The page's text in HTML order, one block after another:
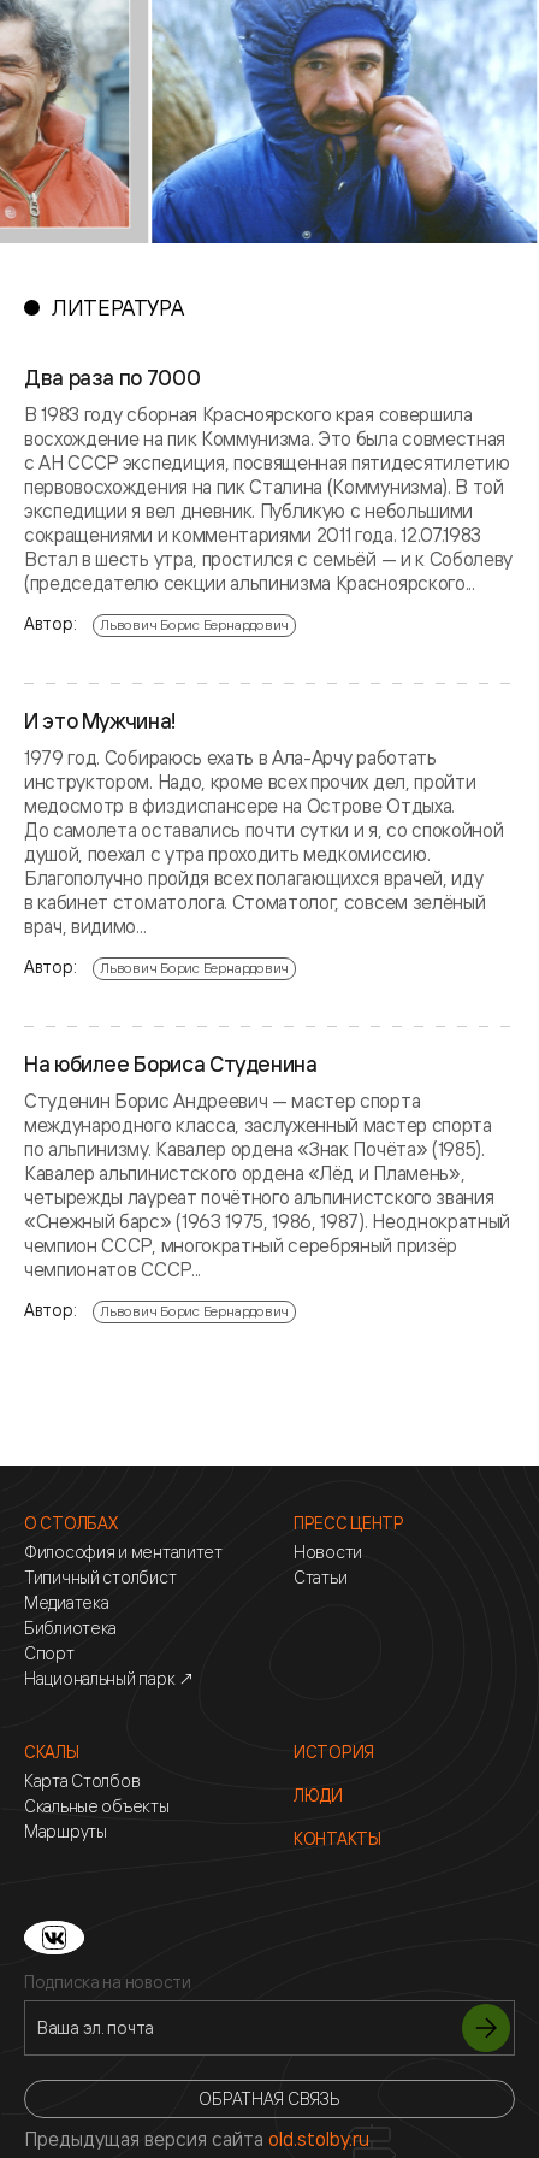
ЛИТЕРАТУРА
Два раза по 7000
В 1983 году сборная Красноярского края совершила
восхождение на пик Коммунизма. Это была совместная
с АН СССР экспедиция, посвященная пятидесятилетию
первовосхождения на пик Сталина (Коммунизма). В той
экспедиции я вел дневник. Публикую с небольшими
сокращениями и комментариями 2011 года. 12.07.1983
Встал в шесть утра, простился с семьёй — и к Соболеву
(председателю секции альпинизма Красноярского...
Автор: Львович Борис Бернардович
И это Мужчина!
1979 год. Собираюсь ехать в Ала-Арчу работать
инструктором. Надо, кроме всех прочих дел, пройти
медосмотр в физдиспансере на Острове Отдыха.
До самолета оставались почти сутки и я, со спокойной
душой, поехал с утра проходить медкомиссию.
Благополучно пройдя всех полагающихся врачей, иду
в кабинет стоматолога. Стоматолог, совсем зелёный
врач, видимо...
Автор: Львович Борис Бернардович
На юбилее Бориса Студенина
Студенин Борис Андреевич — мастер спорта
международного класса, заслуженный мастер спорта
по альпинизму. Кавалер ордена «Знак Почёта» (1985).
Кавалер альпинистского ордена «Лёд и Пламень»,
четырежды лауреат почётного альпинистского звания
«Снежный барс» (1963 1975, 1986, 1987). Неоднократный
чемпион СССР, многократный серебряный призёр
чемпионатов СССР...
Автор: Львович Борис Бернардович
О СТОЛБАХ
Философия и менталитет
Типичный столбист
Медиатека
Библиотека
Спорт
Национальный парк ↗
ПРЕСС ЦЕНТР
Новости
Статьи
СКАЛЫ
Карта Столбов
Скальные объекты
Маршруты
ИСТОРИЯ
ЛЮДИ
КОНТАКТЫ
Подписка на новости
ОБРАТНАЯ СВЯЗЬ
Предыдущая версия сайта old.stolby.ru